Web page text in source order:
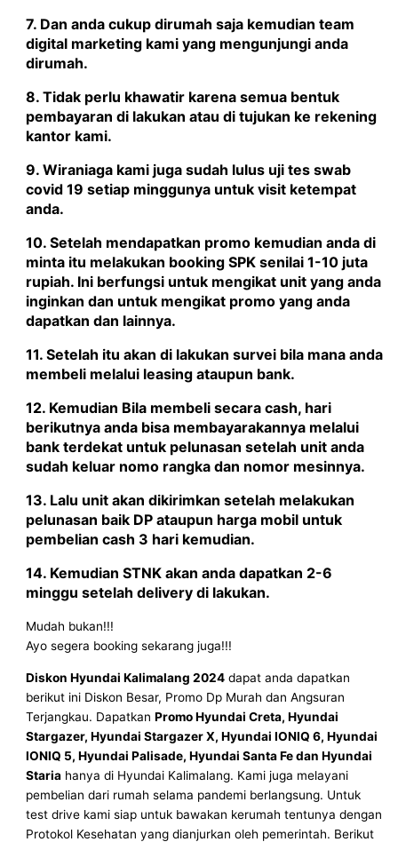
7. Dan anda cukup dirumah saja kemudian team
digital marketing kami yang mengunjungi anda
dirumah.
8. Tidak perlu khawatir karena semua bentuk
pembayaran di lakukan atau di tujukan ke rekening
kantor kami.
9. Wiraniaga kami juga sudah lulus uji tes swab
covid 19 setiap minggunya untuk visit ketempat
anda.
10. Setelah mendapatkan promo kemudian anda di
minta itu melakukan booking SPK senilai 1-10 juta
rupiah. Ini berfungsi untuk mengikat unit yang anda
inginkan dan untuk mengikat promo yang anda
dapatkan dan lainnya.
11. Setelah itu akan di lakukan survei bila mana anda
membeli melalui leasing ataupun bank.
12. Kemudian Bila membeli secara cash, hari
berikutnya anda bisa membayarakannya melalui
bank terdekat untuk pelunasan setelah unit anda
sudah keluar nomo rangka dan nomor mesinnya.
13. Lalu unit akan dikirimkan setelah melakukan
pelunasan baik DP ataupun harga mobil untuk
pembelian cash 3 hari kemudian.
14. Kemudian STNK akan anda dapatkan 2-6
minggu setelah delivery di lakukan.
Mudah bukan!!!
Ayo segera booking sekarang juga!!!
DiskonHyundai Kalimalang 2024 dapat anda dapatkan
berikut ini Diskon Besar, Promo Dp Murah dan Angsuran
Terjangkau. DapatkanPromo Hyundai Creta, Hyundai
Stargazer, Hyundai Stargazer X, Hyundai IONIQ 6, Hyundai
IONIQ 5, Hyundai Palisade, Hyundai Santa Fe dan Hyundai
Staria hanya di Hyundai Kalimalang. Kami juga melayani
pembelian dari rumah selama pandemi berlangsung. Untuk
test drive kami siap untuk bawakan kerumah tentunya dengan
Protokol Kesehatan yang dianjurkan oleh pemerintah. Berikut